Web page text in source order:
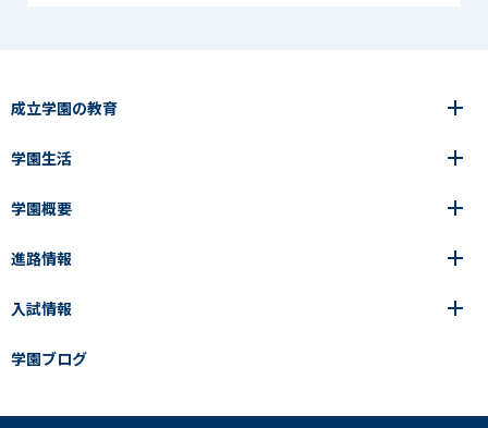
成立学園の教育
6年間の一貫教育
中学校
高等学校
成立メソッド
教科指導の特徴
卒業生の声
中学校
成立メソッド
卒業生の声
成立学園ならではの教育
見える学力×見えない学力
学園生活
年間行事
施設紹介
制服
学園ブログ
学園概要
学園の歩み
アクセス
進路情報
進路・進学
入試情報
中学入試Q&A
入試結果
学園ブログ